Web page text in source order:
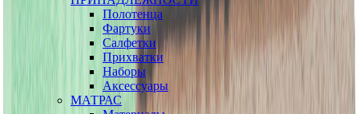
Полотенца
Фартуки
Салфетки
Прихватки
Наборы
Аксессуары
МАТРАС